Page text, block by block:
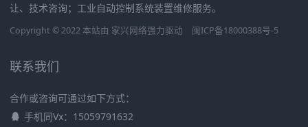
让、技术咨询；工业自动控制系统装置维修服务。
Copyright © 2022 本站由 家兴网络强力驱动 闽ICP备18000388号-5
联系我们
合作或咨询可通过如下方式：
手机同Vx：15059791632